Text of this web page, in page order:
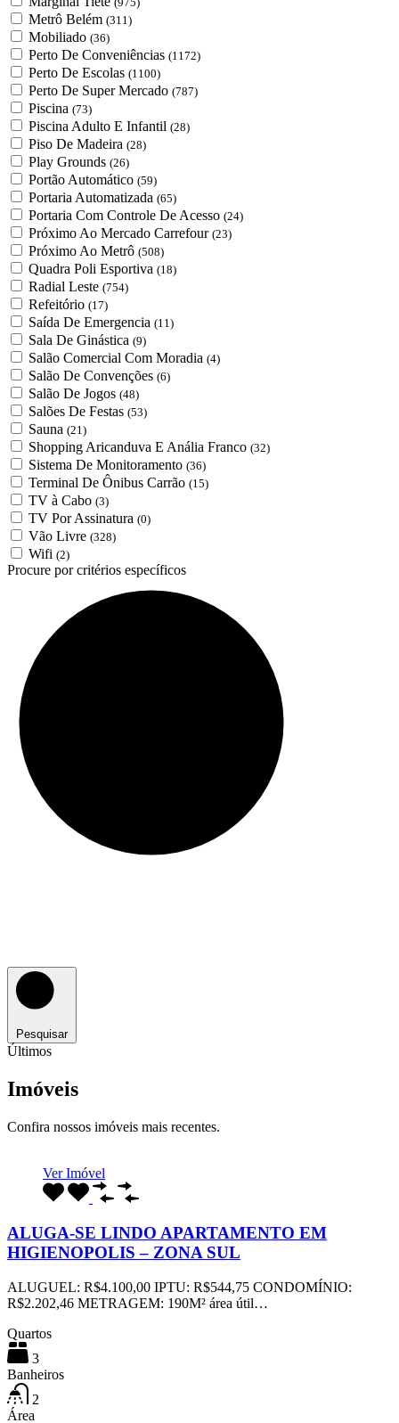
Metrô Belém (311)
Mobiliado (36)
Perto De Conveniências (1172)
Perto De Escolas (1100)
Perto De Super Mercado (787)
Piscina (73)
Piscina Adulto E Infantil (28)
Piso De Madeira (28)
Play Grounds (26)
Portão Automático (59)
Portaria Automatizada (65)
Portaria Com Controle De Acesso (24)
Próximo Ao Mercado Carrefour (23)
Próximo Ao Metrô (508)
Quadra Poli Esportiva (18)
Radial Leste (754)
Refeitório (17)
Saída De Emergencia (11)
Sala De Ginástica (9)
Salão Comercial Com Moradia (4)
Salão De Convenções (6)
Salão De Jogos (48)
Salões De Festas (53)
Sauna (21)
Shopping Aricanduva E Anália Franco (32)
Sistema De Monitoramento (36)
Terminal De Ônibus Carrão (15)
TV à Cabo (3)
TV Por Assinatura (0)
Vão Livre (328)
Wifi (2)
Procure por critérios específicos
Pesquisar
Últimos
Imóveis
Confira nossos imóveis mais recentes.
Ver Imóvel
ALUGA-SE LINDO APARTAMENTO EM
HIGIENOPOLIS – ZONA SUL
ALUGUEL: R$4.100,00 IPTU: R$544,75 CONDOMÍNIO:
R$2.202,46 METRAGEM: 190M² área útil…
Quartos
3
Banheiros
2
Área